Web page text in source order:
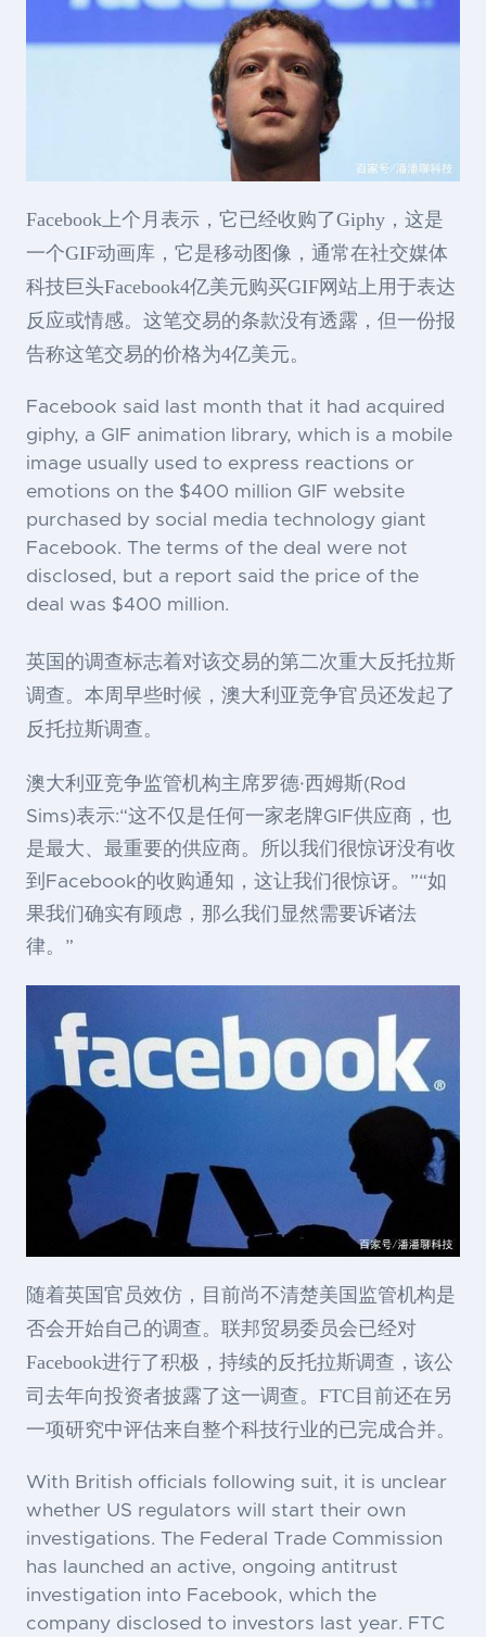
Facebook上个月表示，它已经收购了Giphy，这是
一个GIF动画库，它是移动图像，通常在社交媒体
科技巨头Facebook4亿美元购买GIF网站上用于表达
反应或情感。这笔交易的条款没有透露，但一份报
告称这笔交易的价格为4亿美元。
Facebook said last month that it had acquired
giphy, a GIF animation library, which is a mobile
image usually used to express reactions or
emotions on the $400 million GIF website
purchased by social media technology giant
Facebook. The terms of the deal were not
disclosed, but a report said the price of the
deal was $400 million.
英国的调查标志着对该交易的第二次重大反托拉斯
调查。本周早些时候，澳大利亚竞争官员还发起了
反托拉斯调查。
澳大利亚竞争监管机构主席罗德·西姆斯(Rod
Sims)表示:“这不仅是任何一家老牌GIF供应商，也
是最大、最重要的供应商。所以我们很惊讶没有收
到Facebook的收购通知，这让我们很惊讶。”“如
果我们确实有顾虑，那么我们显然需要诉诸法
律。”
随着英国官员效仿，目前尚不清楚美国监管机构是
否会开始自己的调查。联邦贸易委员会已经对
Facebook进行了积极，持续的反托拉斯调查，该公
司去年向投资者披露了这一调查。FTC目前还在另
一项研究中评估来自整个科技行业的已完成合并。
With British officials following suit, it is unclear
whether US regulators will start their own
investigations. The Federal Trade Commission
has launched an active, ongoing antitrust
investigation into Facebook, which the
company disclosed to investors last year. FTC